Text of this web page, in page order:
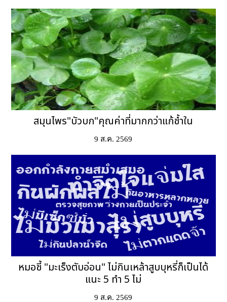
สมุนไพร"บัวบก"คุณค่าที่มากกว่าแก้ช้ำใน
9 ส.ค. 2569
หมอชี้ "มะเร็งตับอ่อน" ไม่กินเหล้าสูบบุหรี่ก็เป็นได้
แนะ 5 ทำ 5 ไม่
9 ส.ค. 2569